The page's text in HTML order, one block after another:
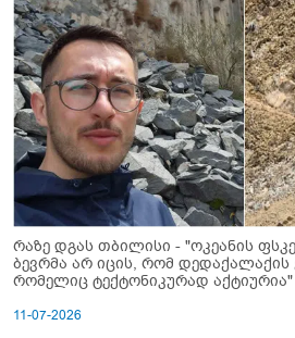
რაზე დგას თბილისი - "ოკეანის
ბევრმა არ იცის, რომ დედაქალაქის
რომელიც ტექტონიკურად აქტიურია"
11-07-2026